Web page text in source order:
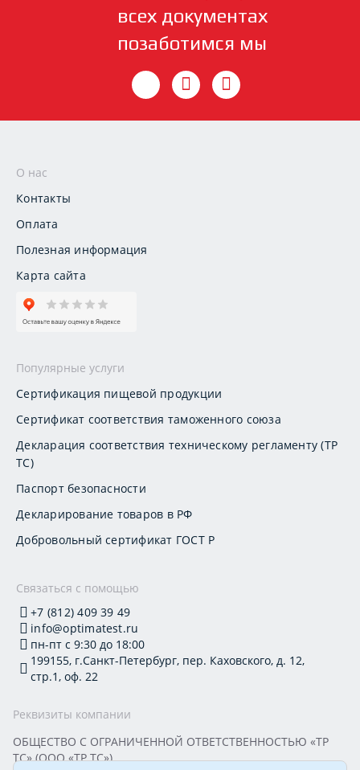
всех документах
позаботимся мы
О нас
Контакты
Оплата
Полезная информация
Карта сайта
Популярные услуги
Сертификация пищевой продукции
Сертификат соответствия таможенного союза
Декларация соответствия техническому регламенту (ТР
ТС)
Паспорт безопасности
Декларирование товаров в РФ
Добровольный сертификат ГОСТ Р
Связаться с помощью
+7 (812) 409 39 49
info@optimatest.ru
пн-пт с 9:30 до 18:00
199155, г.Санкт-Петербург, пер. Каховского, д. 12,
стр.1, оф. 22
Реквизиты компании
ОБЩЕСТВО С ОГРАНИЧЕННОЙ ОТВЕТСТВЕННОСТЬЮ «ТР
ТС» (ООО «ТР ТС»)